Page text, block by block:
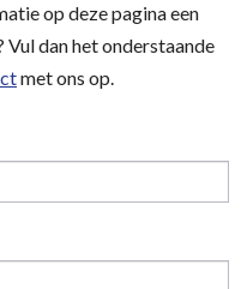
op deze pagina een
dan het onderstaande
met ons op.